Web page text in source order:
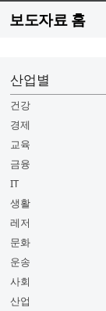
보도자료 홈
산업별
건강
경제
교육
금융
IT
생활
레저
문화
운송
사회
산업